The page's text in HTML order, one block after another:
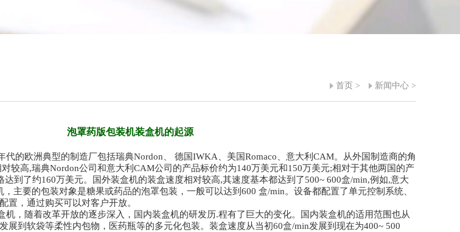
首页 > 新闻中心 >
泡罩药版包装机装盒机的起源
的欧洲典型的制造厂包括瑞典Nordon、 德国IWKA、美国Romaco、意大利CAM。从外国制造商的角
较高,瑞典Nordon公司和意大利CAM公司的产品标价约为140万美元和150万美元;相对于其他两国的产
到了约160万美元。国外装盒机的装盒速度相对较高,其速度基本都达到了500~ 600盒/min,例如,意大
主要的包装对象是糖果或药品的泡罩包装，一般可以达到600 盒/min。设备都配置了单元控制系统、
置，通过购买可以对客户开放。
，随着改革开放的逐步深入，国内装盒机的研发历.程有了巨大的变化。国内装盒机的适用范围也从
展到软袋等柔性内包物，医药瓶等的多元化包装。装盒速度从当初60盒/min发展到现在为400~ 500